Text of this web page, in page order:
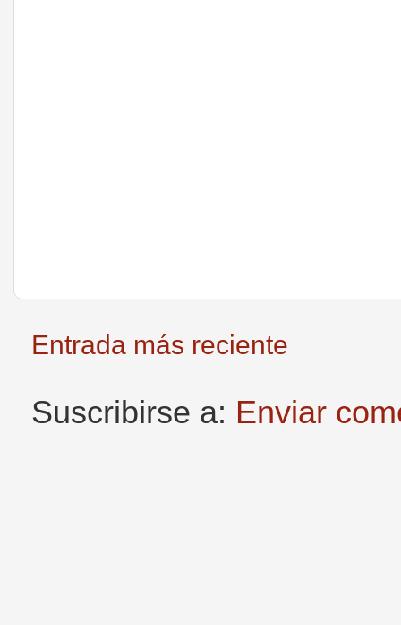
Entrada más reciente
Suscribirse a: Enviar